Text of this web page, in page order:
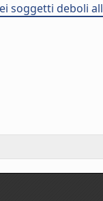
soggetti deboli